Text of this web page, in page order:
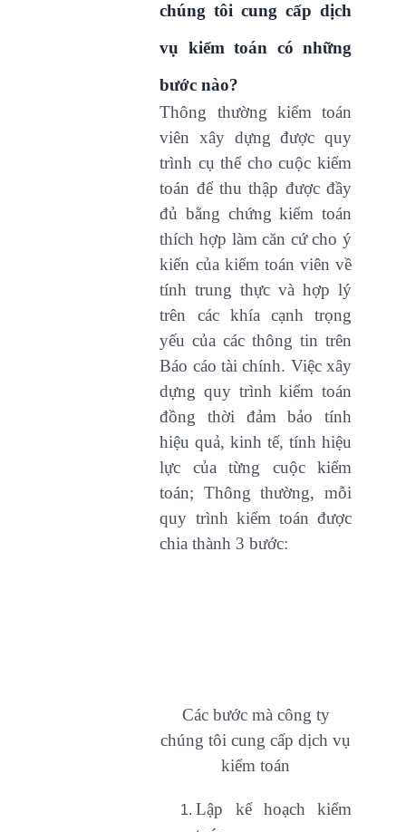
chúng tôi cung cấp dịch
vụ kiểm toán có những
bước nào?
Thông thường kiểm toán
viên xây dựng được quy
trình cụ thể cho cuộc kiểm
toán để thu thập được đầy
đủ bằng chứng kiểm toán
thích hợp làm căn cứ cho ý
kiến của kiểm toán viên về
tính trung thực và hợp lý
trên các khía cạnh trọng
yếu của các thông tin trên
Báo cáo tài chính. Việc xây
dựng quy trình kiểm toán
đồng thời đảm bảo tính
hiệu quả, kinh tế, tính hiệu
lực của từng cuộc kiểm
toán; Thông thường, mỗi
quy trình kiểm toán được
chia thành 3 bước:
Các bước mà công ty
chúng tôi cung cấp dịch vụ
kiểm toán
Lập kế hoạch kiểm